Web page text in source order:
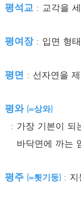
평석교 : 교각을
평여장 : 입면 형
평면 : 선자연을
평와 (=상와)
: 가장 기본이
바닥면에 까
평주 (=툇기둥) : 지